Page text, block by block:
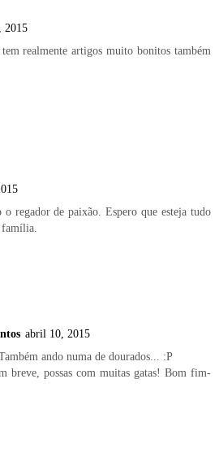
2015
tem realmente artigos muito bonitos também
regador de paixão. Espero que esteja tudo
abril 10, 2015
ando numa de dourados... :P
breve, possas com muitas gatas! Bom fim-